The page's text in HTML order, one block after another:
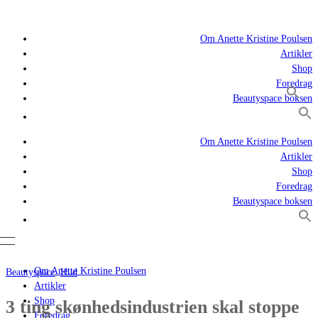
Om Anette Kristine Poulsen
Artikler
Shop
Foredrag
Beautyspace boksen
Om Anette Kristine Poulsen
Artikler
Shop
Foredrag
Beautyspace boksen
Om Anette Kristine Poulsen
Artikler
Shop
Foredrag
Beautyspace,Hud
3 ting skønhedsindustrien skal stoppe